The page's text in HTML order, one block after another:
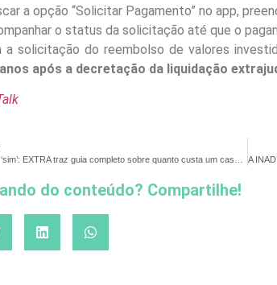
a opção “Solicitar Pagamento” no app,
o status da solicitação até que o
a solicitação do reembolso de valores
após a decretação da liquidação
do conteúdo? Compartilhe!